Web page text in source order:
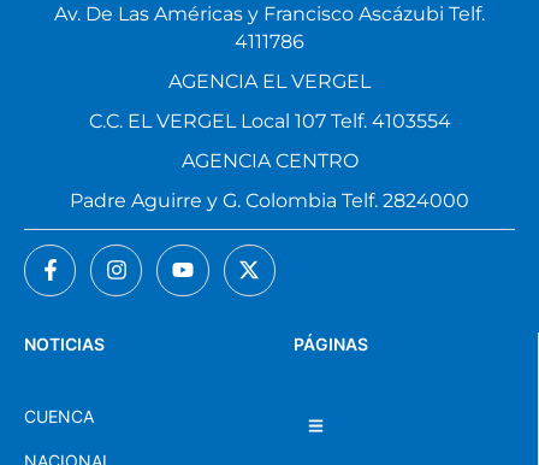
PÁGINAS
NOTICIAS
CUENCA
NACIONAL
Av. De Las Américas y Francisco Ascázubi Telf.
4111786
AGENCIA EL VERGEL
C.C. EL VERGEL Local 107 Telf. 4103554
AGENCIA CENTRO
Padre Aguirre y G. Colombia Telf. 2824000